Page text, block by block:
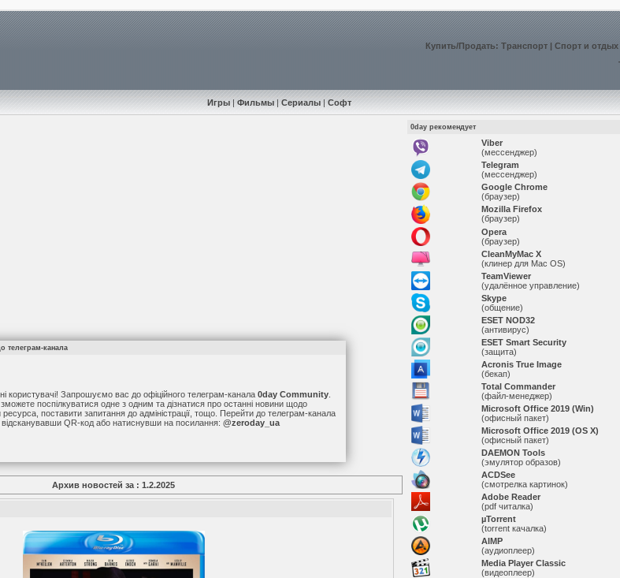
Купить/Продать:Транспорт |Спорт и отдых
Игры| Фильмы| Сериалы| Софт
телеграм-канала
користувачі! Запрошуємо вас до офіційного телеграм-канала0day Community
поспілкуватися одне з одним та дізнатися про останні новини щодо
ресурса, поставити запитання до адміністрації, тощо. Перейти до телеграм-канала
QR-код або натиснувши на посилання:@zeroday_ua
Архив новостей за : 1.2.2025
0day рекомендует
Viber
(мессенджер)
Telegram
(мессенджер)
Google Chrome
(браузер)
Mozilla Firefox
(браузер)
Opera
(браузер)
CleanMyMac X
(клинер для Mac OS)
TeamViewer
(удалённое управление)
Skype
(общение)
ESET NOD32
(антивирус)
ESET Smart Security
(защита)
Acronis True Image
(бекап)
Total Commander
(файл-менеджер)
Microsoft Office 2019 (Win)
(офисный пакет)
Microsoft Office 2019 (OS X)
(офисный пакет)
DAEMON Tools
(эмулятор образов)
ACDSee
(смотрелка картинок)
Adobe Reader
(pdf читалка)
µTorrent
(torrent качалка)
AIMP
(аудиоплеер)
Media Player Classic
(видеоплеер)